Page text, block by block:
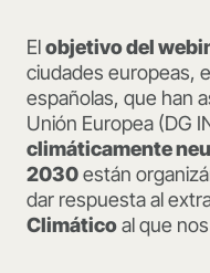
Elobjetivo del
ciudades europeas,
españolas, que han
Unión Europea (DG
climáticamente
2030están
dar respuesta al
Climáticoal que